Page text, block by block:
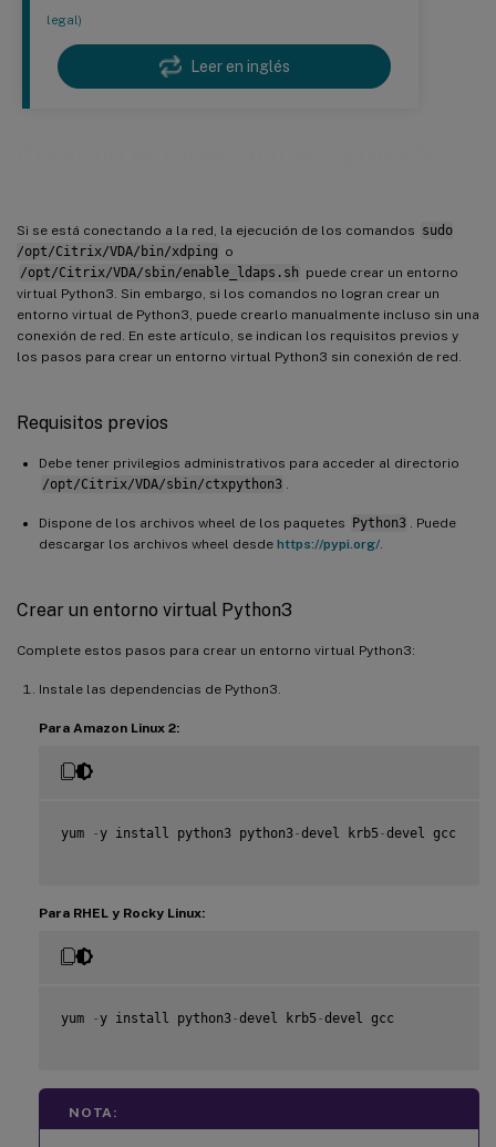
legal)
Leer en inglés
Si se está conectando a la red, la ejecución de los comandos sudo
/opt/Citrix/VDA/bin/xdping o
/opt/Citrix/VDA/sbin/enable_ldaps.sh puede crear un entorno
virtual Python3. Sin embargo, si los comandos no logran crear un
entorno virtual de Python3, puede crearlo manualmente incluso sin una
conexión de red. En este artículo, se indican los requisitos previos y
los pasos para crear un entorno virtual Python3 sin conexión de red.
Requisitos previos
Debe tener privilegios administrativos para acceder al directorio
/opt/Citrix/VDA/sbin/ctxpython3
Dispone de los archivos wheel de los paquetes Python3
. Puede
descargar los archivos wheel desde https://pypi.org/
Crear un entorno virtual Python3
Complete estos pasos para crear un entorno virtual Python3:
Instale las dependencias de Python3.
Para Amazon Linux 2:
yum -y install python3 python3-devel krb5 -devel gcc
Para RHEL y Rocky Linux:
yum -y install python3-devel krb5 -devel gcc
NOTA: